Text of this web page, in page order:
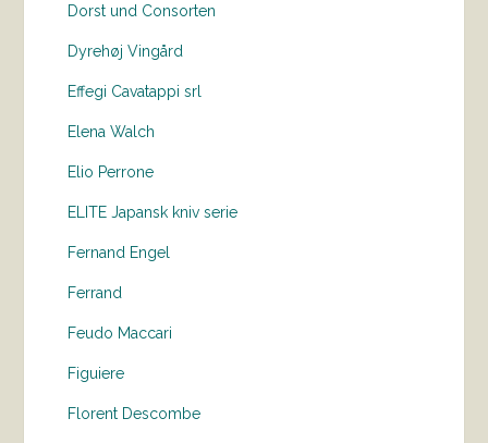
Dorst und Consorten
Dyrehøj Vingård
Effegi Cavatappi srl
Elena Walch
Elio Perrone
ELITE Japansk kniv serie
Fernand Engel
Ferrand
Feudo Maccari
Figuiere
Florent Descombe